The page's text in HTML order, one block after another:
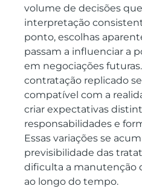
volume de decisões
interpretação
ponto, escolhas
passam a influenciar a
em negociações
contratação replicado
compatível com a
criar expectativas
responsabilidades e
Essas variações se
previsibilidade das
dificulta a manutenção
ao longo do tempo.